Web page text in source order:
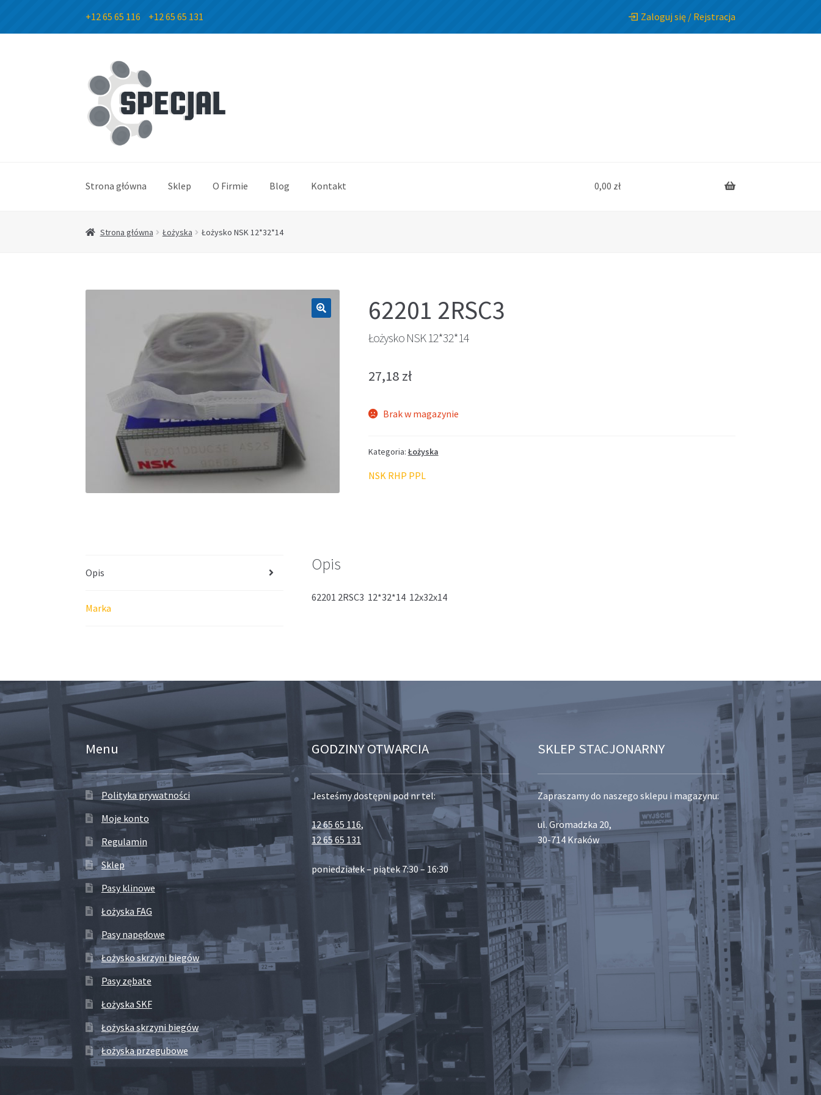
+12 65 65 116 +12 65 65 131 Zaloguj się / Rejstracja
Przejdź
do
nawigacji
Przejdź
do
treści
Strona główna Sklep O Firmie Blog Kontakt 0,00 zł
Strona główna Łożyska Łożysko NSK 12*32*14
62201 2RSC3
Łożysko NSK 12*32*14
27,18 zł
Brak w magazynie
Kategoria: Łożyska
NSK RHP PPL
Opis
Marka
Opis
62201 2RSC3 12*32*14 12x32x14
Menu
Polityka prywatności
Moje konto
Regulamin
Sklep
Pasy klinowe
Łożyska FAG
Pasy napędowe
Łożysko skrzyni biegów
Pasy zębate
Łożyska SKF
Łożyska skrzyni biegów
Łożyska przegubowe
GODZINY OTWARCIA
Jesteśmy dostępni pod nr tel:
12 65 65 116,
12 65 65 131
poniedziałek – piątek 7:30 – 16:30
SKLEP STACJONARNY
Zapraszamy do naszego sklepu i magazynu:
ul. Gromadzka 20,
30-714 Kraków